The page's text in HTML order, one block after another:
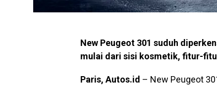
New Peugeot 301 suduh
mulai dari sisi kosmetik, fitur-
Paris, Autos.id – New Peugeot